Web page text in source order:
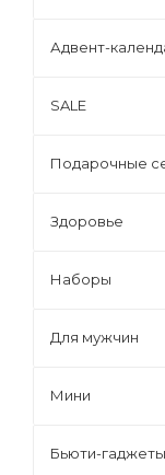
Адвент-
SALE
Подарочные
Здоровье
Наборы
Для мужчин
Мини
Бьюти-гаджеты